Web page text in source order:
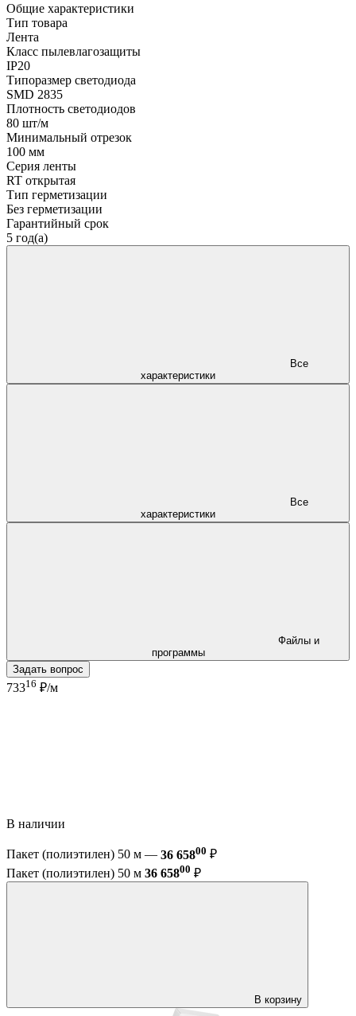
Общие характеристики
Тип товара
Лента
Класс пылевлагозащиты
IP20
Типоразмер светодиода
SMD 2835
Плотность светодиодов
80 шт/м
Минимальный отрезок
100 мм
Серия ленты
RT открытая
Тип герметизации
Без герметизации
Гарантийный срок
5 год(а)
характеристики
характеристики
программы
Задать вопрос
73316 ₽/м
В наличии
Пакет (полиэтилен) 50 м — 36 65800 ₽
Пакет (полиэтилен) 50 м 36 65800 ₽
В корзину